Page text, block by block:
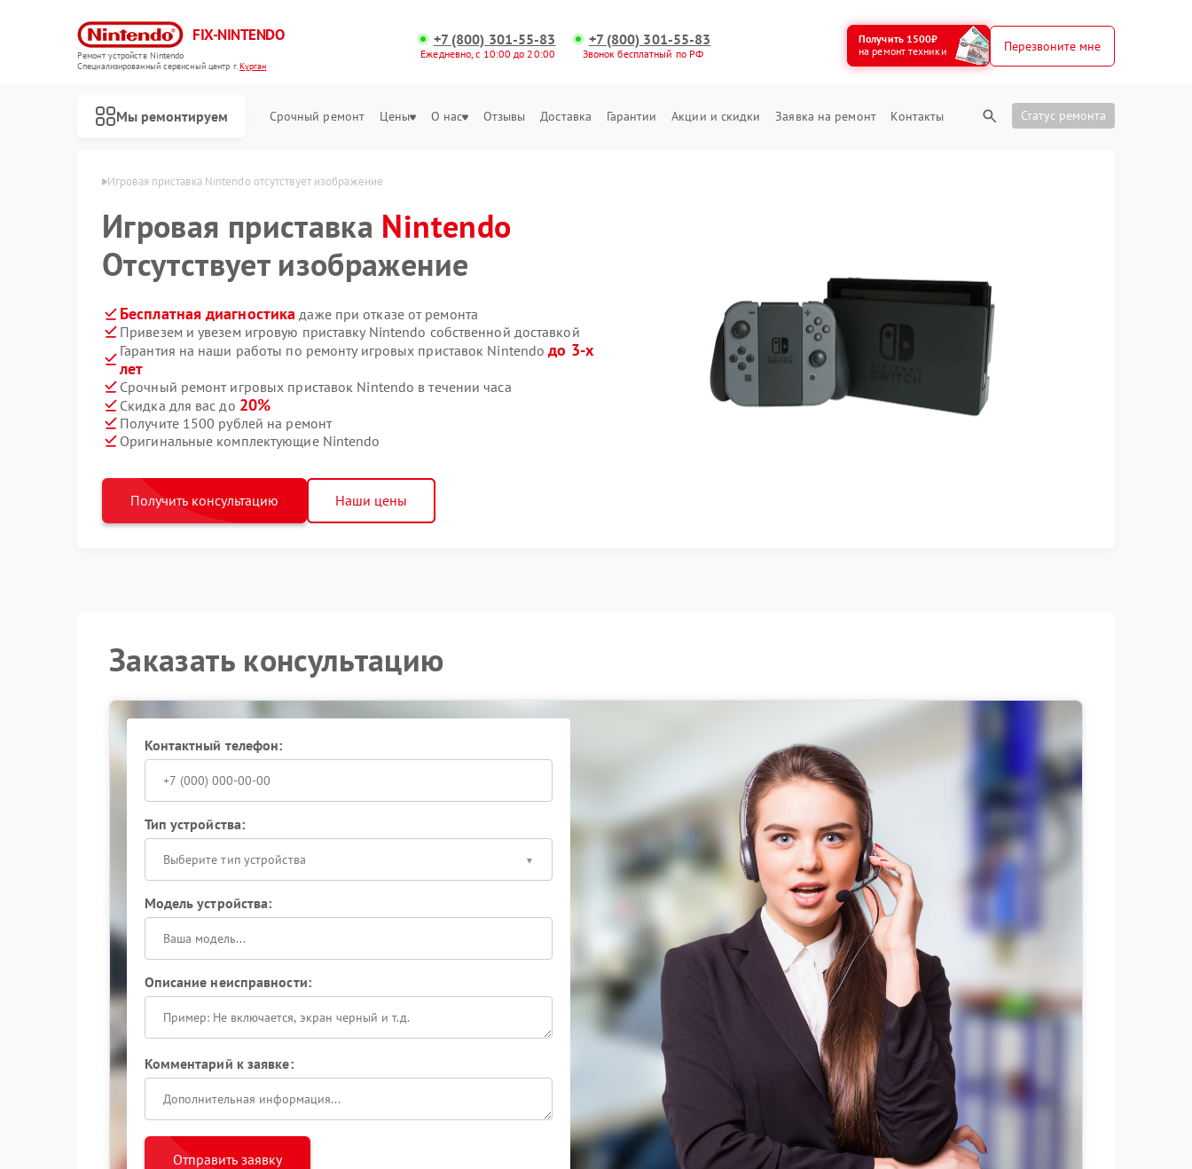
FIX-NINTENDO
Ремонт устройств Nintendo
Специализированный cервисный центр г.Курган
+7 (800) 301-55-83
Ежедневно, с 10:00 до 20:00
+7 (800) 301-55-83
Звонок бесплатный по РФ
Получить 1500₽
на ремонт техники
Перезвоните мне
Мы ремонтируем Срочный ремонт Цены О нас Отзывы Доставка Гарантии Акции и скидки Заявка на ремонт Контакты Статус ремонта
Nintendo в Кургане Игровая приставка Nintendo отсутствует изображение
Игровая приставка Nintendo
Отсутствует изображение
Бесплатная диагностика даже при отказе от ремонта
Привезем и увезем игровую приставку Nintendo собственной доставкой
Гарантия на наши работы по ремонту игровых приставок Nintendoдо 3-х
лет
Срочный ремонт игровых приставок Nintendo в течении часа
Скидка для вас до 20%
Получите 1500 рублей на ремонт
Оригинальные комплектующие Nintendo
Получить консультацию Наши цены
Заказать консультацию
Контактный телефон:
Тип устройства:
Выберите тип устройства
Модель устройства:
Описание неисправности:
Комментарий к заявке:
Отправить заявку